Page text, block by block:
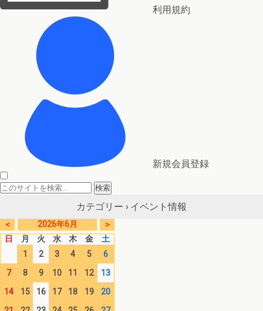
利用規約
新規会員登録
カテゴリー › イベント情報
< 2026年6月
>
日
月 火 水 木 金
土
1
2 3 4 5
6
7
8 9 10 11 12
13
14
15 16 17 18 19
20